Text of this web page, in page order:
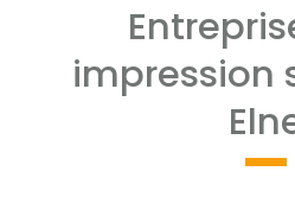
impression